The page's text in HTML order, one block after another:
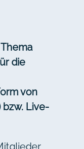
die
von
bzw. Live-